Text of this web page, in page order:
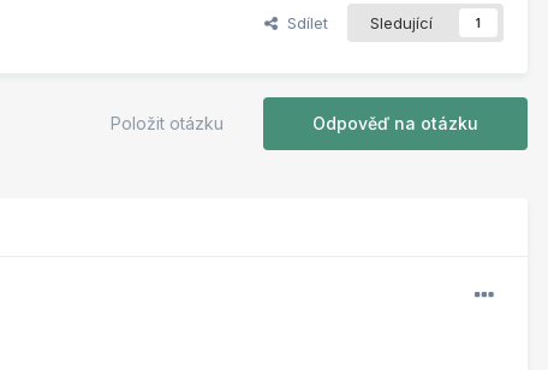
Sdílet Sledující 1
Odpověď na otázku
Položit otázku